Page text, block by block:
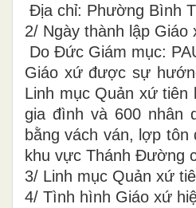
Địa chỉ: Phường Bình
2/ Ngày thành lập
Do Đức Giám mục:
Giáo xứ được sự
Linh mục Quản xứ tiên
gia đình và 600 nhân
bằng vách ván, lợp
khu vực Thánh Đường
3/ Linh mục Quản xứ
4/ Tình hình Giáo xứ